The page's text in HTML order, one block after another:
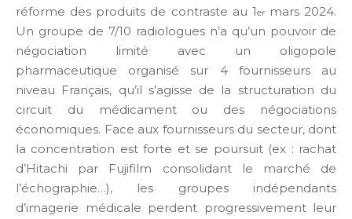
réforme des produits de contraste au 1ermars 2024.
Un groupe de 7/10 radiologues n’a qu’un pouvoir de
négociation limité avec un oligopole
pharmaceutique organisé sur 4 fournisseurs au
niveau Français, qu’il s’agisse de la structuration du
circuit du médicament ou des négociations
économiques. Face aux fournisseurs du secteur, dont
la concentration est forte et se poursuit (ex : rachat
d’Hitachi par Fujifilm consolidant le marché de
l’échographie…), les groupes indépendants
d’imagerie médicale perdent progressivement leur